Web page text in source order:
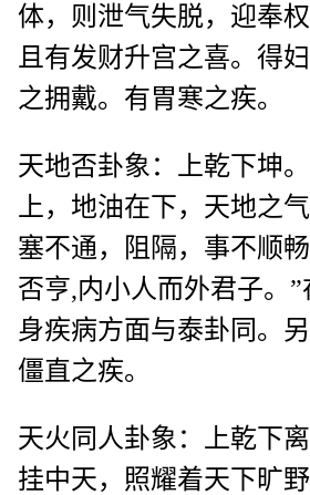
体，则泄气失脱，迎奉权
且有发财升宫之喜。得
之拥戴。有胃寒之疾。
天地否卦象：上乾下坤
上，地油在下，天地之
塞不通，阻隔，事不顺
否亨,内小人而外君子。
身疾病方面与泰卦同。另
僵直之疾。
天火同人卦象：上乾下
挂中天，照耀着天下旷